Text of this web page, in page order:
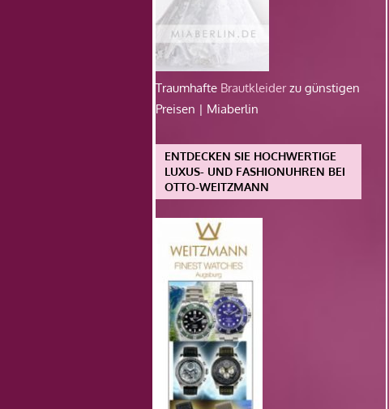
Traumhafte Brautkleiderzu günstigen
Preisen | Miaberlin
ENTDECKEN SIE HOCHWERTIGE
LUXUS- UND FASHIONUHREN BEI
OTTO-WEITZMANN